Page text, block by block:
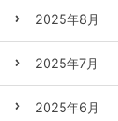
2025年8月
2025年7月
2025年6月